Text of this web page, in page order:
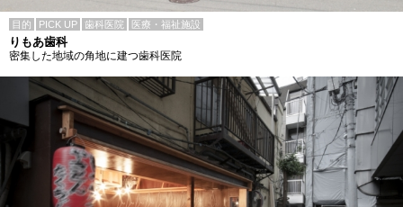
目的 PICK UP 歯科医院 医療・福祉施設
りもあ歯科
密集した地域の角地に建つ歯科医院